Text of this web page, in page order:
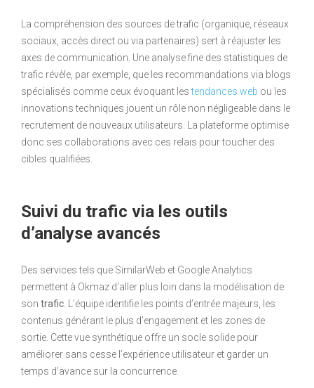
La compréhension des sources de trafic (organique, réseaux
sociaux, accès direct ou via partenaires) sert à réajuster les
axes de communication. Une analyse fine des statistiques de
trafic révèle, par exemple, que les recommandations via blogs
spécialisés comme ceux évoquant lestendances web ou les
innovations techniques jouent un rôle non négligeable dans le
recrutement de nouveaux utilisateurs. La plateforme optimise
donc ses collaborations avec ces relais pour toucher des
cibles qualifiées.
Suivi du trafic via les outils
d’analyse avancés
Des services tels que SimilarWeb et Google Analytics
permettent à Okmaz d’aller plus loin dans la modélisation de
son trafic . L’équipe identifie les points d’entrée majeurs, les
contenus générant le plus d’engagement et les zones de
sortie. Cette vue synthétique offre un socle solide pour
améliorer sans cesse l’expérience utilisateur et garder un
temps d’avance sur la concurrence.